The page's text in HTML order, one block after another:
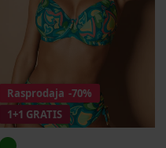
Rasprodaja -70%
1+1 GRATIS